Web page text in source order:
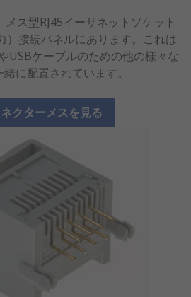
ス型RJ45イーサネットソケット
）接続パネルにあります。これは
USBケーブルのための他の様々な
に配置されています。
ネクターメスを見る